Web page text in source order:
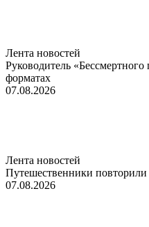
Лента новостей
Руководитель «Бессмертного
форматах
07.08.2026
Лента новостей
Путешественники повторили
07.08.2026